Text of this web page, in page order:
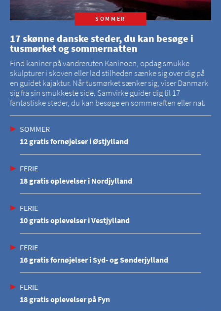
SOMMER
17 skønne danske steder, du kan besøge i
tusmørket og sommernatten
Find kaniner på vandreruten Kaninoen, opdag smukke
skulpturer i skoven eller lad stilheden sænke sig over dig på
en guidet kajaktur. Når tusmørket sænker sig, viser Danmark
sig fra sin smukkeste side. Samvirke guider dig til 17
fantastiske steder, du kan besøge en sommeraften eller nat.
SOMMER
12 gratis fornøjelser i Østjylland
FERIE
18 gratis oplevelser i Nordjylland
FERIE
10 gratis oplevelser i Vestjylland
FERIE
16 gratis fornøjelser i Syd- og Sønderjylland
FERIE
18 gratis oplevelser på Fyn